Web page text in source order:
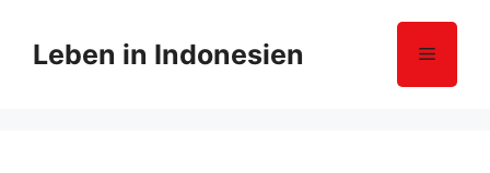
Leben in Indonesien Menü